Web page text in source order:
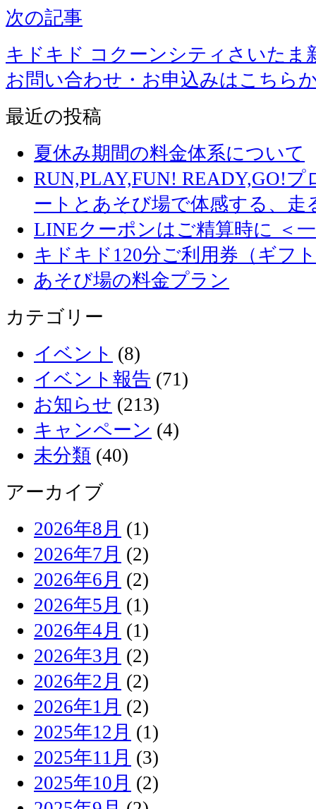
次の記事
キドキド コクーンシティさいたま
お問い合わせ・お申込みはこちら
最近の投稿
夏休み期間の料金体系について
RUN,PLAY,FUN! READY,GO!
ートとあそび場で体感する、走
LINEクーポンはご精算時に ＜
キドキド120分ご利用券（ギフ
あそび場の料金プラン
カテゴリー
イベント (8)
イベント報告 (71)
お知らせ (213)
キャンペーン (4)
未分類 (40)
アーカイブ
2026年8月 (1)
2026年7月 (2)
2026年6月 (2)
2026年5月 (1)
2026年4月 (1)
2026年3月 (2)
2026年2月 (2)
2026年1月 (2)
2025年12月 (1)
2025年11月 (3)
2025年10月 (2)